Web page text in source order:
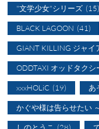
"文学少女"シリーズ (15)
BLACK LAGOON (41)
GIANT KILLING ジャイ
ODDTAXI オッドタクシ
xxxHOLiC (19) あ
かぐや様は告らせたい